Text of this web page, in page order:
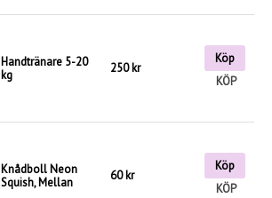
Handtränare 5-20
kg
250 kr
Köp
KÖP
Knådboll Neon
Squish, Mellan
60 kr
Köp
KÖP